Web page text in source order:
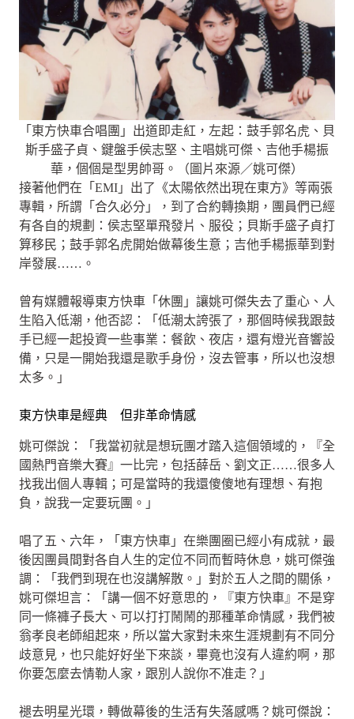
「東方快車合唱團」出道即走紅，左起：鼓手郭名虎、貝
斯手盛子貞、鍵盤手侯志堅、主唱姚可傑、吉他手楊振
華，個個是型男帥哥。（圖片來源／姚可傑）
接著他們在「EMI」出了《太陽依然出現在東方》等兩張
專輯，所謂「合久必分」，到了合約轉換期，團員們已經
有各自的規劃：侯志堅單飛發片、服役；貝斯手盛子貞打
算移民；鼓手郭名虎開始做幕後生意；吉他手楊振華到對
岸發展……。
曾有媒體報導東方快車「休團」讓姚可傑失去了重心、人
生陷入低潮，他否認：「低潮太誇張了，那個時候我跟鼓
手已經一起投資一些事業：餐飲、夜店，還有燈光音響設
備，只是一開始我還是歌手身份，沒去管事，所以也沒想
太多。」
東方快車是經典 但非革命情感
姚可傑說：「我當初就是想玩團才踏入這個領域的，『全
國熱門音樂大賽』一比完，包括薛岳、劉文正……很多人
找我出個人專輯；可是當時的我還傻傻地有理想、有抱
負，說我一定要玩團。」
唱了五、六年，「東方快車」在樂團圈已經小有成就，最
後因團員間對各自人生的定位不同而暫時休息，姚可傑強
調：「我們到現在也沒講解散。」對於五人之間的關係，
姚可傑坦言：「講一個不好意思的，『東方快車』不是穿
同一條褲子長大、可以打打鬧鬧的那種革命情感，我們被
翁孝良老師組起來，所以當大家對未來生涯規劃有不同分
歧意見，也只能好好坐下來談，畢竟也沒有人違約啊，那
你要怎麼去情勒人家，跟別人說你不准走？」
褪去明星光環，轉做幕後的生活有失落感嗎？姚可傑說：